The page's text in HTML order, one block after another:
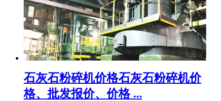
石灰石粉碎机价格石灰石粉碎机价
格、批发报价、价格 ...